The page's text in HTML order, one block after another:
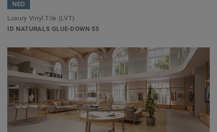
ΝΕΟ
Luxury Vinyl Tile (LVT)
ID NATURALS GLUE-DOWN 55